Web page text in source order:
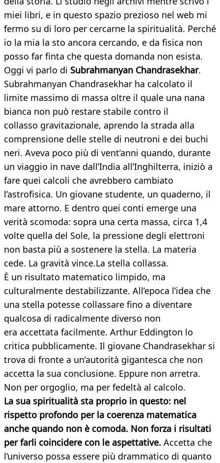
miei libri, e in questo spazio prezioso nel web mi
fermo su di loro per cercarne la spiritualità. Perché
io la mia la sto ancora cercando, e da fisica non
posso far finta che questa domanda non esista.
Oggi vi parlo di Subrahmanyan Chandrasekhar.
Subrahmanyan Chandrasekhar ha calcolato il
limite massimo di massa oltre il quale una nana
bianca non può restare stabile contro il
collasso gravitazionale, aprendo la strada alla
comprensione delle stelle di neutroni e dei buchi
neri. Aveva poco più di vent’anni quando, durante
un viaggio in nave dall’India all’Inghilterra, iniziò a
fare quei calcoli che avrebbero cambiato
l’astrofisica. Un giovane studente, un quaderno, il
mare attorno. E dentro quei conti emerge una
verità scomoda: sopra una certa massa, circa 1,4
volte quella del Sole, la pressione degli elettroni
non basta più a sostenere la stella. La materia
cede. La gravità vince.La stella collassa.
È un risultato matematico limpido, ma
culturalmente destabilizzante. All’epoca l’idea che
una stella potesse collassare fino a diventare
qualcosa di radicalmente diverso non
era accettata facilmente. Arthur Eddington lo
critica pubblicamente. Il giovane Chandrasekhar si
trova di fronte a un’autorità gigantesca che non
accetta la sua conclusione. Eppure non arretra.
Non per orgoglio, ma per fedeltà al calcolo.
La sua spiritualità sta proprio in questo: nel
rispetto profondo per la coerenza matematica
anche quando non è comoda. Non forza i risultati
per farli coincidere con le aspettative. Accetta che
l’universo possa essere più drammatico di quanto